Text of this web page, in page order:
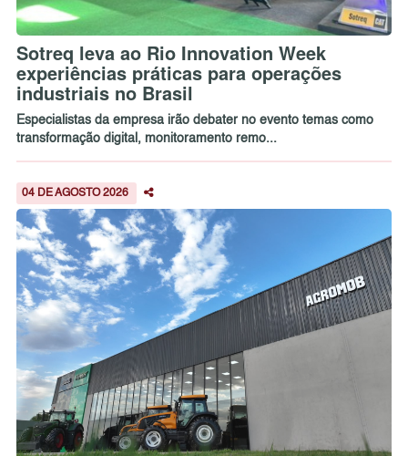
Sotreq leva ao Rio Innovation Week
experiências práticas para operações
industriais no Brasil
Especialistas da empresa irão debater no evento temas como
transformação digital, monitoramento remo...
04 DE AGOSTO 2026